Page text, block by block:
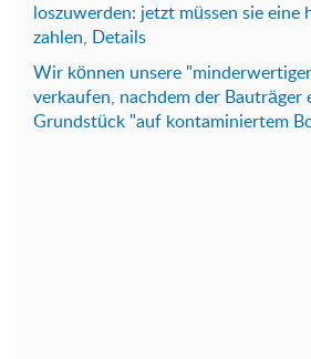
loszuwerden: jetzt müssen sie eine
zahlen, Details
Wir können unsere
verkaufen, nachdem der Bauträger
Grundstück "auf kontaminiertem